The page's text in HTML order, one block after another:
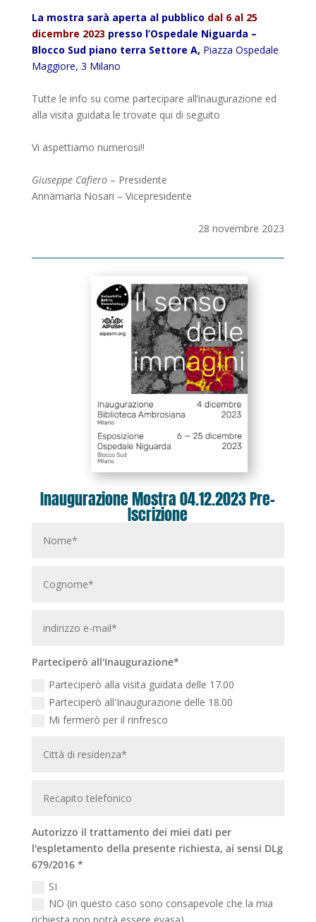
La mostra sarà aperta al pubblico dal 6 al 25
dicembre 2023 presso l’Ospedale Niguarda –
Blocco Sud piano terra Settore A, Piazza Ospedale
Maggiore, 3 Milano
Tutte le info su come partecipare all’inaugurazione ed
alla visita guidata le trovate qui di seguito
Vi aspettiamo numerosi!!
Giuseppe Cafiero– Presidente
Annamaria Nosari – Vicepresidente
28 novembre 2023
Inaugurazione Mostra 04.12.2023 Pre-
Iscrizione
Parteciperò all'Inaugurazione*
Parteciperò alla visita guidata delle 17.00
Parteciperò all'Inaugurazione delle 18.00
Mi fermerò per il rinfresco
Autorizzo il trattamento dei miei dati per
l'espletamento della presente richiesta, ai sensi DLg
679/2016 *
SI
NO (in questo caso sono consapevole che la mia